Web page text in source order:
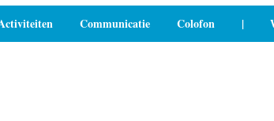
Communicatie Colofon |